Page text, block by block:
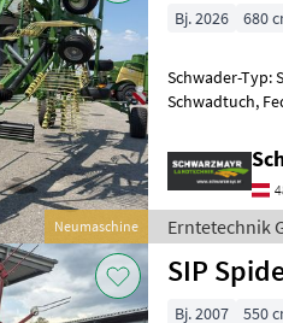
Neumaschine
Bj. 2026 680
Schwader-Typ:
Schwadtuch,
Erntetechnik
SIP
Bj. 2007 550